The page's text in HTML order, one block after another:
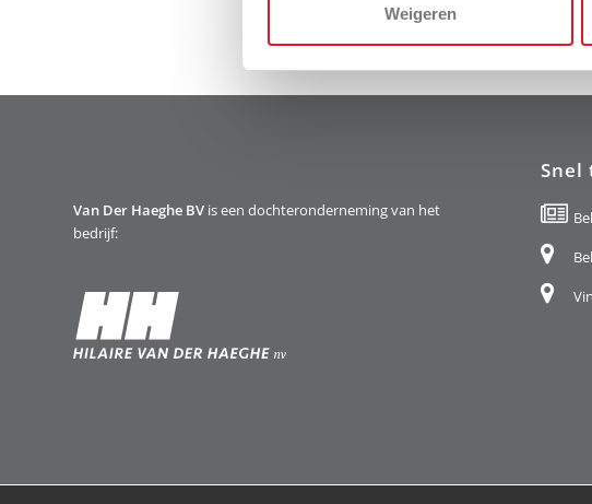
Weigeren
Van Der Haeghe BV is een dochteronderneming van het
bedrijf:
Snel